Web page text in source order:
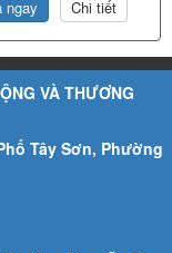
ngay Chi tiết
VÀ THƯƠNG
Tây Sơn, Phường